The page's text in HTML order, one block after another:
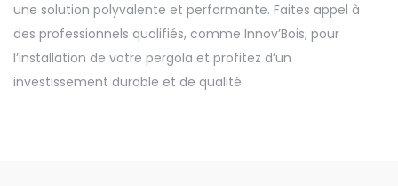
une solution polyvalente et performante. Faites appel à
des professionnels qualifiés, comme Innov’Bois, pour
l’installation de votre pergola et profitez d’un
investissement durable et de qualité.